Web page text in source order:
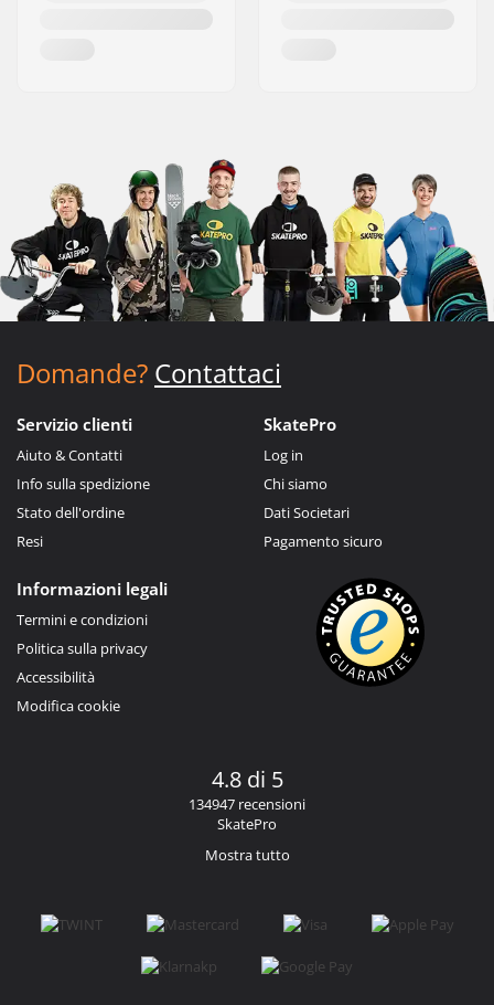
Domande? Contattaci
Servizio clienti
Aiuto & Contatti
Info sulla spedizione
Stato dell'ordine
Resi
SkatePro
Log in
Chi siamo
Dati Societari
Pagamento sicuro
Informazioni legali
Termini e condizioni
Politica sulla privacy
Accessibilità
Modifica cookie
4.8 di 5
134947 recensioni
SkatePro
Mostra tutto